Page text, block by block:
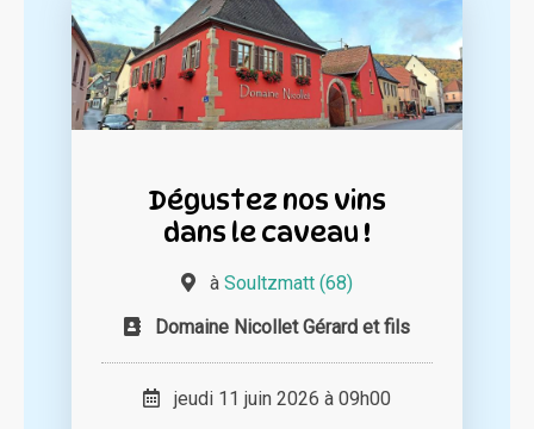
Dégustez nos vins
dans le caveau !
à Soultzmatt (68)
Domaine Nicollet Gérard et fils
jeudi 11 juin 2026 à 09h00